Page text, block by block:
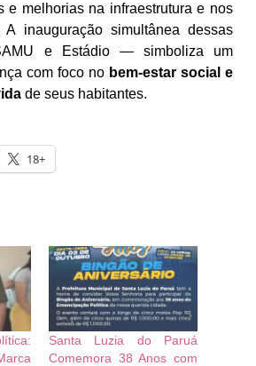
e melhorias na infraestrutura e nos
A inauguração simultânea dessas
e Estádio — simboliza um
com foco no bem-estar social e
de seus habitantes.
18+
Santa Luzia do Paruá
Comemora 38 Anos com